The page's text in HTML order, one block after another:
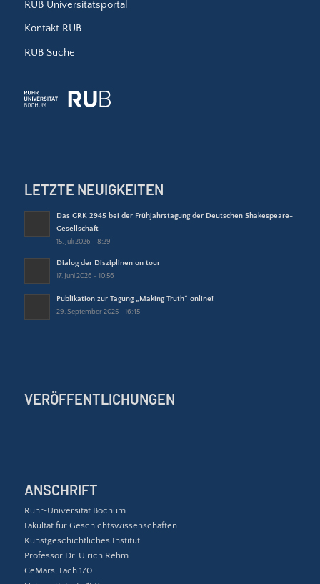
RUB Universitätsportal
Kontakt RUB
RUB Suche
LETZTE NEUIGKEITEN
Das GRK 2945 bei der Frühjahrstagung der Deutschen Shakespeare-
Gesellschaft
15. Juli 2026 - 8:29
Dialog der Disziplinen on tour
17. Juni 2026 - 10:56
Publikation zur Tagung „Making Truth“ online!
29. September 2025 - 16:45
VERÖFFENTLICHUNGEN
ANSCHRIFT
Ruhr-Universität Bochum
Fakultät für Geschichtswissenschaften
Kunstgeschichtliches Institut
Professor Dr. Ulrich Rehm
CeMars, Fach 170